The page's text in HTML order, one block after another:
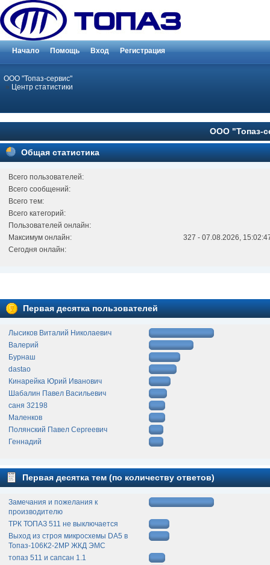
Начало Помощь Вход Регистрация
ООО "Топаз-сервис"
» Центр статистики
ООО "Топаз-
Общая статистика
Всего пользователей:
Всего сообщений:
Всего тем:
Всего категорий:
Пользователей онлайн:
Максимум онлайн:
327 - 07.08.2026,
Сегодня онлайн:
Первая десятка пользователей
Лысиков Виталий Николаевич
Валерий
Бурнаш
dastao
Кинарейка Юрий Иванович
Шабалин Павел Васильевич
саня 32198
Маленков
Полянский Павел Сергеевич
Геннадий
Первая десятка тем (по количеству ответов)
Замечания и пожелания к
производителю
ТРК ТОПАЗ 511 не выключается
Выход из строя микросхемы DA5 в
Топаз-106К2-2МР ЖКД ЭМС
топаз 511 и сапсан 1.1